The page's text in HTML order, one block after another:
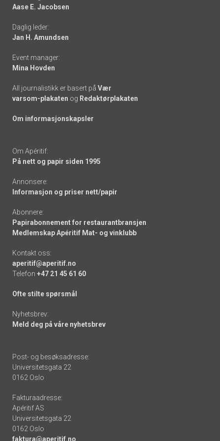
-
links
Aase E. Jacobsen
Daglig leder:
Jan H. Amundsen
Event manager:
Mina Hovden
All journalistikk er basert på Vær
varsom-plakaten og Redaktørplakaten
Om informasjonskapsler
Om Apéritif:
På nett og papir siden 1995
Annonsere:
Informasjon og priser nett/papir
Abonnere:
Papirabonnement for restaurantbransjen
Medlemskap Apéritif Mat- og vinklubb
Kontakt oss:
aperitif@aperitif.no
Telefon +47 21 45 61 60
Ofte stilte spørsmål
Nyhetsbrev:
Meld deg på våre nyhetsbrev
Post- og besøksadresse:
Universitetsgata 22
0162 Oslo
Fakturaadresse:
Apéritif AS
Universitetsgata 22
0162 Oslo
faktura@aperitif.no